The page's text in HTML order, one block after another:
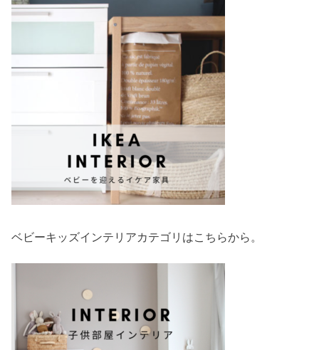
ベビーキッズインテリアカテゴリはこちらから。